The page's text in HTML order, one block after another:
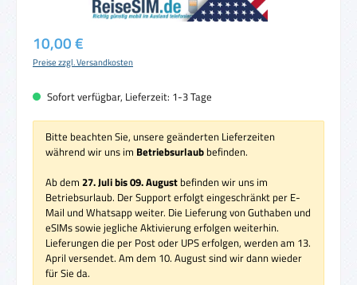
Regulärer Preis:
10,00 €
Preise zzgl. Versandkosten
Sofort verfügbar, Lieferzeit: 1-3 Tage
Bitte beachten Sie, unsere geänderten Lieferzeiten
während wir uns im Betriebsurlaub befinden.
Ab dem 27. Juli bis 09. August befinden wir uns im
Betriebsurlaub. Der Support erfolgt eingeschränkt per E-
Mail und Whatsapp weiter. Die Lieferung von Guthaben und
eSIMs sowie jegliche Aktivierung erfolgen weiterhin.
Lieferungen die per Post oder UPS erfolgen, werden am 13.
April versendet. Am dem 10. August sind wir dann wieder
für Sie da.